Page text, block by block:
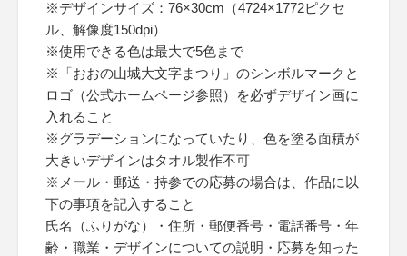
※デザインサイズ：76×30cm（4724×1772ピクセ
ル、解像度150dpi）
※使用できる色は最大で5色まで
※「おおの山城大文字まつり」のシンボルマークと
ロゴ（公式ホームページ参照）を必ずデザイン画に
入れること
※グラデーションになっていたり、色を塗る面積が
大きいデザインはタオル製作不可
※メール・郵送・持参での応募の場合は、作品に以
下の事項を記入すること
氏名（ふりがな）・住所・郵便番号・電話番号・年
齢・職業・デザインについての説明・応募を知った